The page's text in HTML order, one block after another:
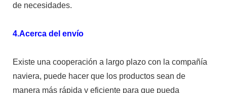
de necesidades.
4.Acerca del envío
Existe una cooperación a largo plazo con la compañía
naviera, puede hacer que los productos sean de
manera más rápida y eficiente para que pueda